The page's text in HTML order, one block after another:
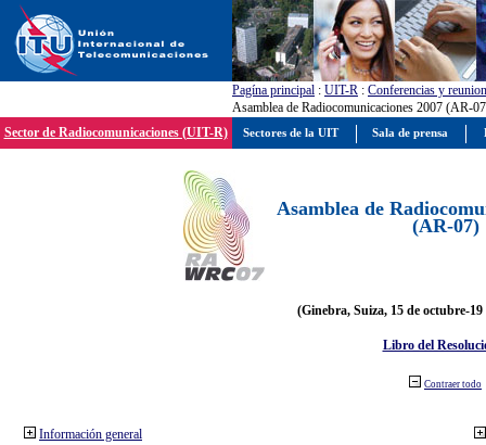
Pagína principal : UIT-R : Conferencias y
Asamblea de Radiocomunicaciones 2007 (AR-
Sector de Radiocomunicaciones (UIT-R)
Asamblea de
(AR-07)
(Ginebra, Suiza, 15 de octubre-19
Libro del
Contraer todo
Información general
Sectores de la UIT Sala de prensa